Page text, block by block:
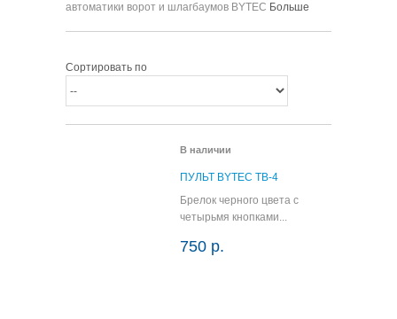
автоматики ворот и шлагбаумов BYTEC Больше
Сортировать по
В наличии
ПУЛЬТ BYTEC TB-4
Брелок черного цвета с
четырьмя кнопками...
750 р.